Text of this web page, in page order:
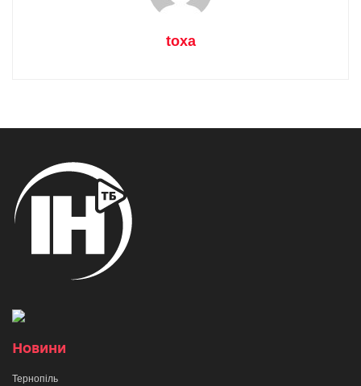
toxa
Новини
Тернопіль